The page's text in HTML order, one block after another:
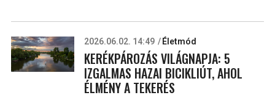
2026.06.02. 14:49 Életmód
KERÉKPÁROZÁS VILÁGNAPJA: 5
IZGALMAS HAZAI BICIKLIÚT, AHOL
ÉLMÉNY A TEKERÉS